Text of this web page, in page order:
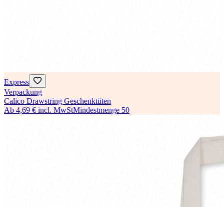
Express
Verpackung
Calico Drawstring Geschenktüten
Ab 4,69 € incl. MwStMindestmenge 50